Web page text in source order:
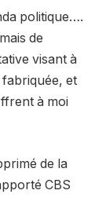
politique….
de
visant à
et
à moi
de la
CBS